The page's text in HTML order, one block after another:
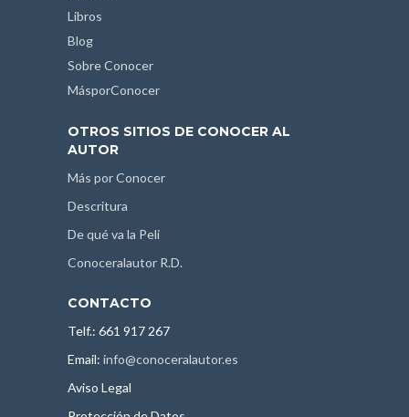
Libros
Blog
Sobre Conocer
MásporConocer
OTROS SITIOS DE CONOCER AL
AUTOR
Más por Conocer
Descritura
De qué va la Peli
Conoceralautor R.D.
CONTACTO
Telf.: 661 917 267
Email: info@conoceralautor.es
Aviso Legal